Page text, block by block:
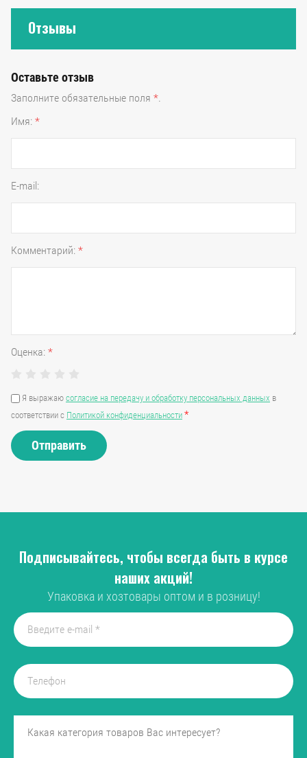
Отзывы
Оставьте отзыв
Заполните обязательные поля *.
Имя: *
E-mail:
Комментарий: *
Оценка: *
Я выражаю согласие на передачу и обработку персональных данных в
соответствии с Политикой конфиденциальности *
Отправить
Подписывайтесь, чтобы всегда быть в курсе
наших акций!
Упаковка и хозтовары оптом и в розницу!